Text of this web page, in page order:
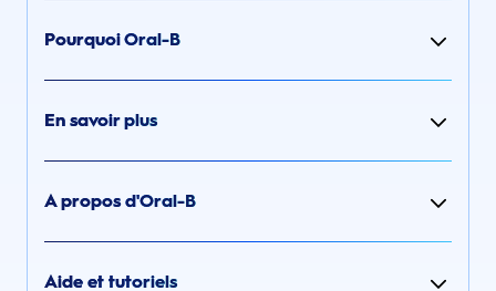
Pourquoi Oral-B
En savoir plus
A propos d'Oral-B
Aide et tutoriels